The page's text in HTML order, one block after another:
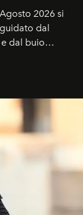
2026 si
dal
dal buio